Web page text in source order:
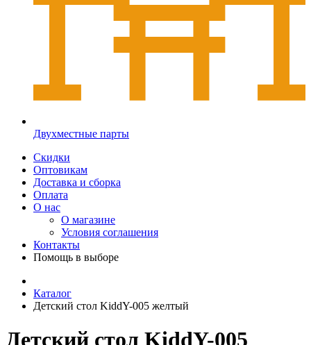
Двухместные парты
Скидки
Оптовикам
Доставка и сборка
Оплата
О нас
О магазине
Условия соглашения
Контакты
Помощь в выборе
Каталог
Детский стол KiddY-005 желтый
Детский стол KiddY-005